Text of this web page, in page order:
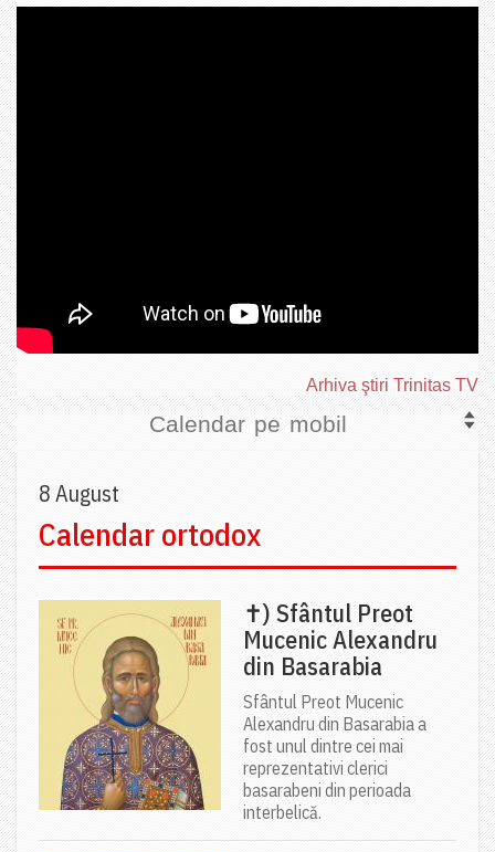
Arhiva ştiri Trinitas TV
Calendar pe mobil
8 August
Calendar ortodox
✝) Sfântul Preot
Mucenic Alexandru
din Basarabia
Sfântul Preot Mucenic
Alexandru din Basarabia a
fost unul dintre cei mai
reprezentativi clerici
basarabeni din perioada
interbelică.